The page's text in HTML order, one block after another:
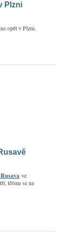
Plzni
opět v Plzni.
ve
těšme se na